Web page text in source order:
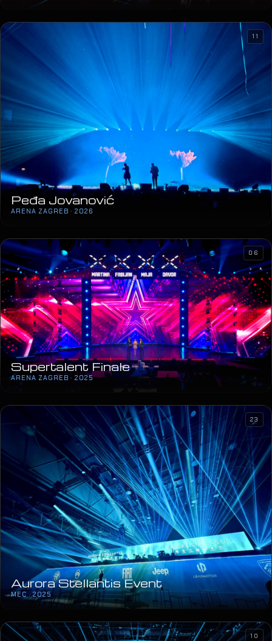
Peđa Jovanović
ARENA ZAGREB · 2026
11
Supertalent Finale
ARENA ZAGREB · 2025
06
Aurora Stellantis Event
MEC · 2025
23
10